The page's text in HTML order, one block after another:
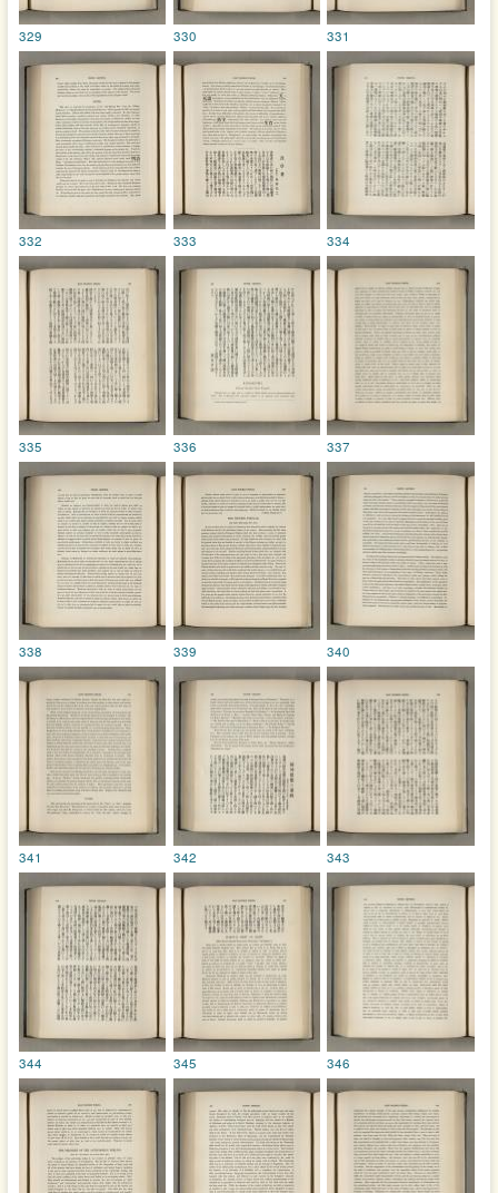
329 330 331
332 333 334
335 336 337
338 339 340
341 342 343
344 345 346